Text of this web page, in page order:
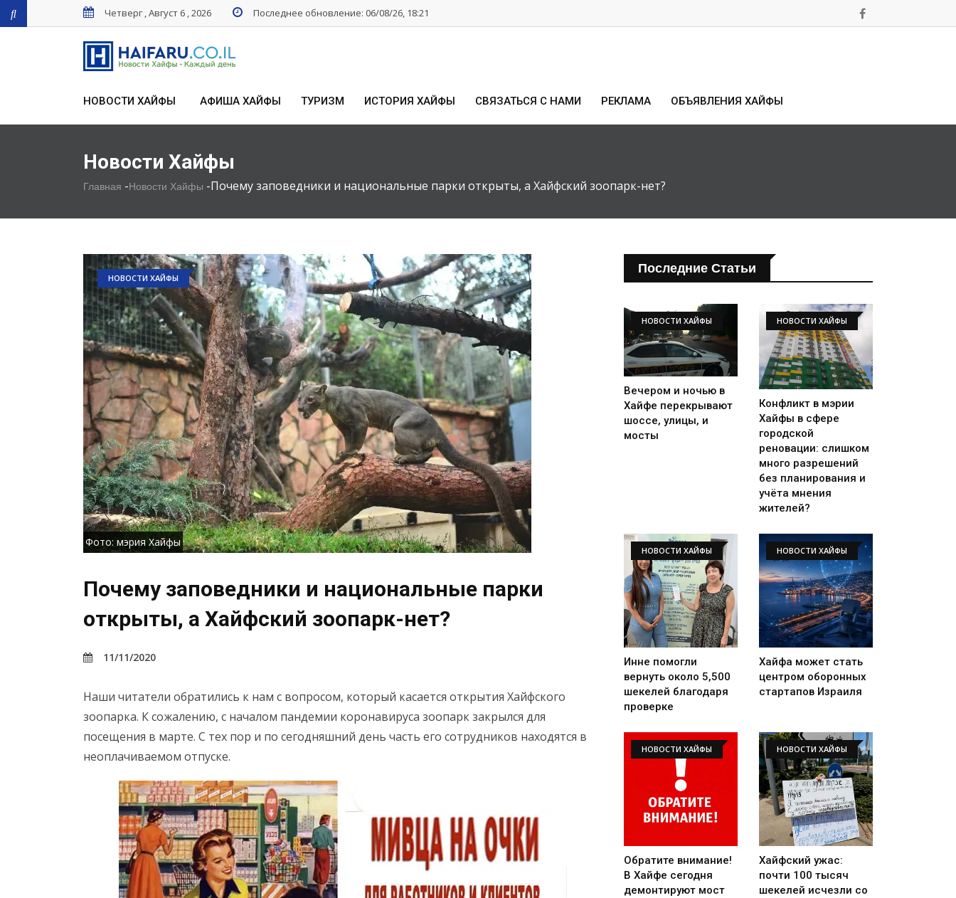
Четверг , Август 6 , 2026 Последнее обновление: 06/08/26, 18:21
НОВОСТИ ХАЙФЫ АФИША ХАЙФЫ ТУРИЗМ ИСТОРИЯ ХАЙФЫ СВЯЗАТЬСЯ С НАМИ РЕКЛАМА ОБЪЯВЛЕНИЯ ХАЙФЫ
Новости Хайфы
Главная -Новости Хайфы -Почему заповедники и национальные парки открыты, а Хайфский зоопарк-нет?
НОВОСТИ ХАЙФЫ
Фото: мэрия Хайфы
Почему заповедники и национальные парки
открыты, а Хайфский зоопарк-нет?
11/11/2020
Наши читатели обратились к нам с вопросом, который касается открытия Хайфского
зоопарка. К сожалению, с началом пандемии коронавируса зоопарк закрылся для
посещения в марте. С тех пор и по сегодняшний день часть его сотрудников находятся в
неоплачиваемом отпуске.
Последние Статьи
НОВОСТИ ХАЙФЫ
Вечером и ночью в
Хайфе перекрывают
шоссе, улицы, и
мосты
НОВОСТИ ХАЙФЫ
Конфликт в мэрии
Хайфы в сфере
городской
реновации: слишком
много разрешений
без планирования и
учёта мнения
жителей?
НОВОСТИ ХАЙФЫ
Инне помогли
вернуть около 5,500
шекелей благодаря
проверке
НОВОСТИ ХАЙФЫ
Хайфа может стать
центром оборонных
стартапов Израиля
НОВОСТИ ХАЙФЫ
Обратите внимание!
В Хайфе сегодня
демонтируют мост
НОВОСТИ ХАЙФЫ
Хайфский ужас:
почти 100 тысяч
шекелей исчезли со